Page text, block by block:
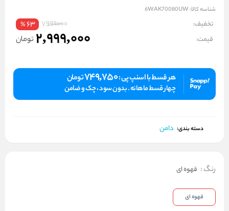
شناسه کالا: 6WAK70080UW
تخفیف: 7999000
63
%
قیمت: 2,999,000 تومان
هر قسط با اسنپ پی :749,750تومان
چهار قسط ماهانه . بدون سود ، چک و ضامن
دسته بندی: دامن
رنگ: قهوه ای
قهوه ای